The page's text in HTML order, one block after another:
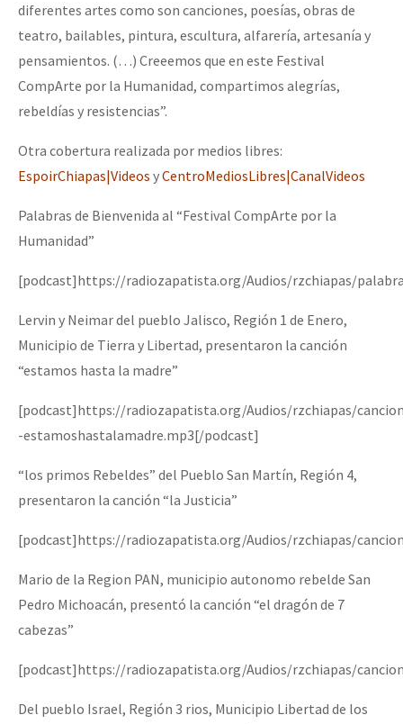
diferentes artes como son canciones, poesías, obras de
teatro, bailables, pintura, escultura, alfarería, artesanía y
pensamientos. (…) Creeemos que en este Festival
CompArte por la Humanidad, compartimos alegrías,
rebeldías y resistencias”.
Otra cobertura realizada por medios libres:
EspoirChiapas|Videos yCentroMediosLibres|CanalVideos
Palabras de Bienvenida al “Festival CompArte por la
Humanidad”
[podcast]https://radiozapatista.org/Audios/rzchiapas/
Lervin y Neimar del pueblo Jalisco, Región 1 de Enero,
Municipio de Tierra y Libertad, presentaron la canción
“estamos hasta la madre”
[podcast]https://radiozapatista.org/Audios/rzchiapas/
-estamoshastalamadre.mp3[/podcast]
“los primos Rebeldes” del Pueblo San Martín, Región 4,
presentaron la canción “la Justicia”
[podcast]https://radiozapatista.org/Audios/rzchiapas/
Mario de la Region PAN, municipio autonomo rebelde San
Pedro Michoacán, presentó la canción “el dragón de 7
cabezas”
[podcast]https://radiozapatista.org/Audios/rzchiapas/
Del pueblo Israel, Región 3 rios, Municipio Libertad de los